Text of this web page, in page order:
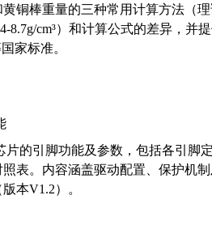
铜棒重量的三种常用计算方法（
8.7g/cm³）和计算公式的差异，并
家标准。
片的引脚功能及参数，包括各引脚
表。内容涵盖驱动配置、保护机
本V1.2）。